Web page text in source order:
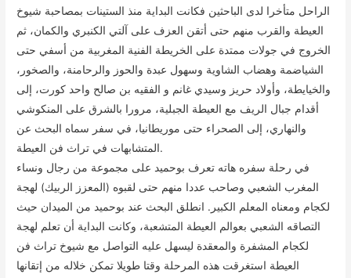
الراحل متأخرا لدى الباحثين فكانت البداية منذ الستينات بمصاحبة شيوخ
العيطة والقرب منهم حتى أتقن العزف على آلتي الكنبري والكمان، ثم
الخروج في جولات ممتدة على الخريطة الفنية المغربية من أسفي حتى
الشياضمة وهضاب الشاوية وسهول عبدة والحوز والرحامنة، والصخور،
والخيايطة، وأولاد حريز وسيدي غانم و الفقيه بن صالح واحد كورت، إلى
أقدام جبال الريف مع العيطة الجبلية، مرورا بالشرق على المنكوشي
والنهاري، إلى الصحراء حتى موريطانيا، في سفر سماه البحث عن
المتشابهات في تراث فن العيطة.
في رحلة سفره هاته تعرف بوحميد على مجموعة من رجال ونساء
المغرب الشعبي وصاحب عددا منهم حتى لقبوه (المعزز الربيك) لهجة
لكجام ومعناه المعلم الكبير. انطلق البحث عند بوحميد من الميدان حيث
التصاقه الشعبي بعوالم العيطة المتشعبة، وكانت البداية أن تعلم لهجة
لكجام المشفرة والمعقدة ليسهل عليه التواصل مع شيوخ تراث فن
العيطة استغرقت هذه المرحلة وقتا طويلا تمكن خلاله من إتقانها